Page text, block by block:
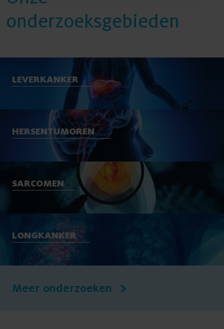
onderzoeksgebieden
LEVERKANKER
HERSENTUMOREN
SARCOMEN
LONGKANKER
Meer onderzoeken